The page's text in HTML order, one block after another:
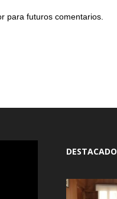
para futuros comentarios.
DESTACADO